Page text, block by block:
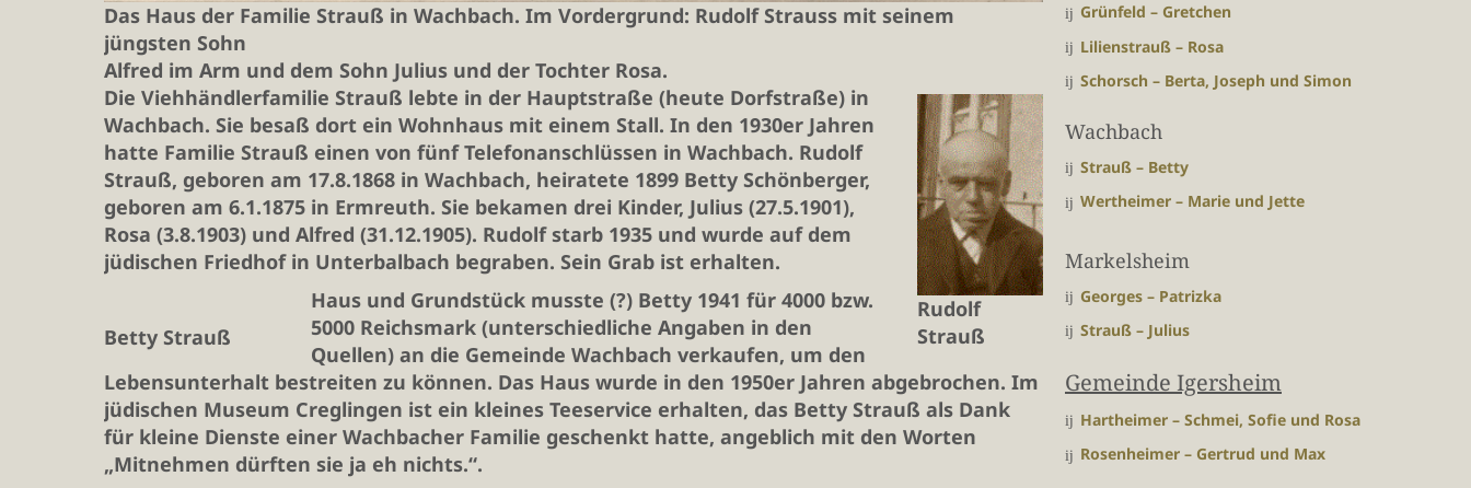
Das Haus der Familie Strauß in Wachbach. Im Vordergrund: Rudolf Strauss mit seinem
jüngsten Sohn
Alfred im Arm und dem Sohn Julius und der Tochter Rosa.
Rudolf
Strauß
Die Viehhändlerfamilie Strauß lebte in der Hauptstraße (heute Dorfstraße) in
Wachbach. Sie besaß dort ein Wohnhaus mit einem Stall. In den 1930er Jahren
hatte Familie Strauß einen von fünf Telefonanschlüssen in Wachbach. Rudolf
Strauß, geboren am 17.8.1868 in Wachbach, heiratete 1899 Betty Schönberger,
geboren am 6.1.1875 in Ermreuth. Sie bekamen drei Kinder, Julius (27.5.1901),
Rosa (3.8.1903) und Alfred (31.12.1905). Rudolf starb 1935 und wurde auf dem
jüdischen Friedhof in Unterbalbach begraben. Sein Grab ist erhalten.
Betty Strauß
Haus und Grundstück musste (?) Betty 1941 für 4000 bzw.
5000 Reichsmark (unterschiedliche Angaben in den
Quellen) an die Gemeinde Wachbach verkaufen, um den
Lebensunterhalt bestreiten zu können. Das Haus wurde in den 1950er Jahren abgebrochen. Im
jüdischen Museum Creglingen ist ein kleines Teeservice erhalten, das Betty Strauß als Dank
für kleine Dienste einer Wachbacher Familie geschenkt hatte, angeblich mit den Worten
„Mitnehmen dürften sie ja eh nichts.“.
Grünfeld – Gretchen
Lilienstrauß – Rosa
Schorsch – Berta, Joseph und Simon
Wachbach
Strauß – Betty
Wertheimer – Marie und Jette
Markelsheim
Georges – Patrizka
Strauß – Julius
Gemeinde Igersheim
Hartheimer – Schmei, Sofie und Rosa
Rosenheimer – Gertrud und Max